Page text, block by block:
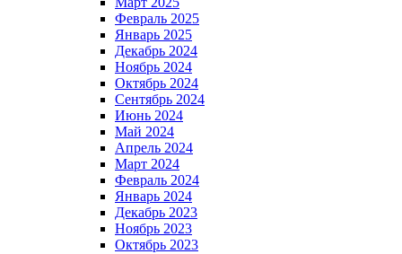
Февраль 2025
Январь 2025
Декабрь 2024
Ноябрь 2024
Октябрь 2024
Сентябрь 2024
Июнь 2024
Май 2024
Апрель 2024
Март 2024
Февраль 2024
Январь 2024
Декабрь 2023
Ноябрь 2023
Октябрь 2023